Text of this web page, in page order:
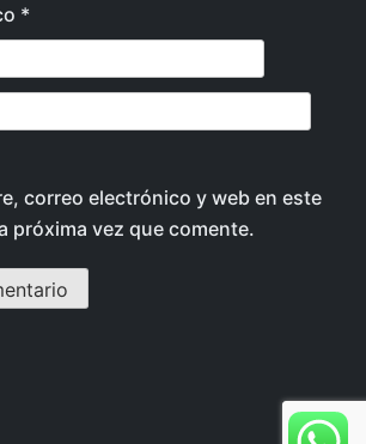
*
correo electrónico y web en este
próxima vez que comente.